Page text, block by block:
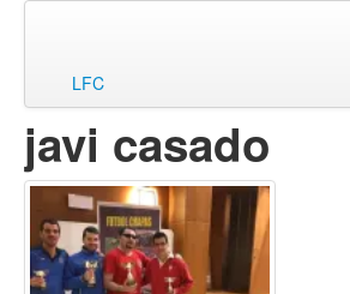
ir
al
contenido
LFC
javi casado